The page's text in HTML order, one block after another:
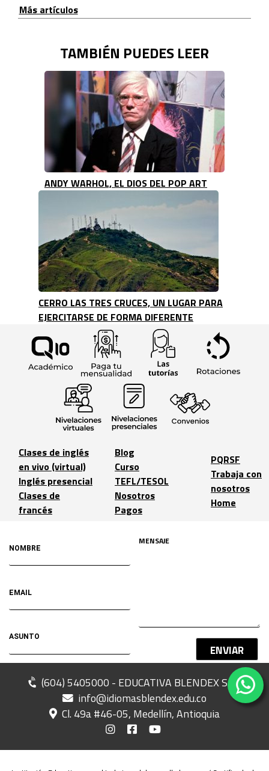
Más artículos
TAMBIÉN PUEDES LEER
ANDY WARHOL, EL DIOS DEL POP ART
CERRO LAS TRES CRUCES, UN LUGAR PARA
EJERCITARSE DE FORMA DIFERENTE
Clases de inglés
en vivo (virtual)
Inglés presencial
Clases de
francés
Blog
Curso
TEFL/TESOL
Nosotros
Pagos
PQRSF
Trabaja con
nosotros
Home
(604) 5405000 - EDUCATIVA BLENDEX SAS
info@idiomasblendex.edu.co
Cl. 49a #46-05, Medellín, Antioquia
ENVIAR